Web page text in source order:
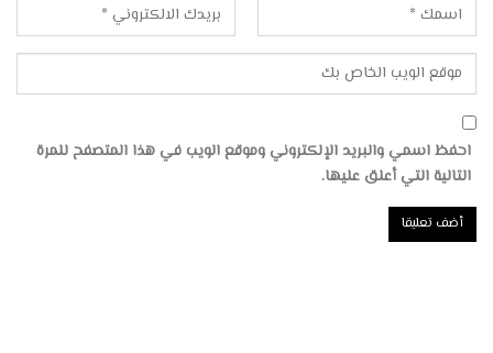
احفظ اسمي والبريد الإلكتروني وموقع الويب في هذا المتصفح للمرة
التالية التي أعلق عليها.